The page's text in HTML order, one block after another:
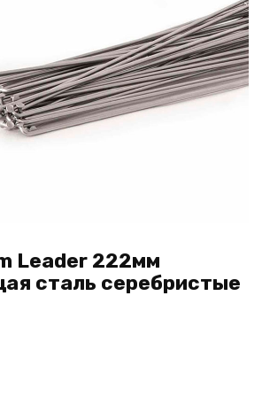
Leader 222мм
сталь серебристые